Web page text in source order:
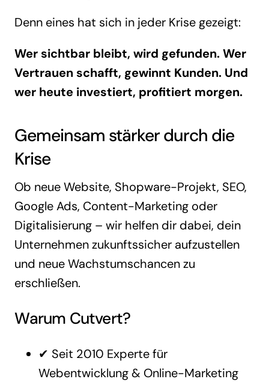
Denn eines hat sich in jeder Krise gezeigt:
Wer sichtbar bleibt, wird gefunden. Wer
Vertrauen schafft, gewinnt Kunden. Und
wer heute investiert, profitiert morgen.
Gemeinsam stärker durch die
Krise
Ob neue Website, Shopware-Projekt, SEO,
Google Ads, Content-Marketing oder
Digitalisierung – wir helfen dir dabei, dein
Unternehmen zukunftssicher aufzustellen
und neue Wachstumschancen zu
erschließen.
Warum Cutvert?
✔ Seit 2010 Experte für
Webentwicklung & Online-Marketing